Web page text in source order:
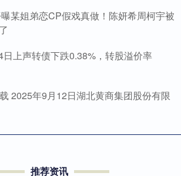
某姐弟恋CP假戏真做！陈妍希周柯宇被
上声转债下跌0.38%，转股溢价率
2025年9月12日湖北黄商集团股份有限
推荐资讯